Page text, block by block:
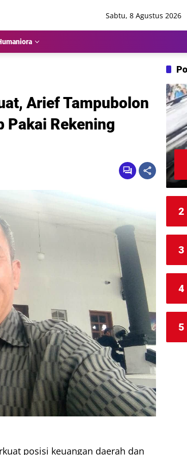
Sabtu, 8 Agustus 2026
Arief Tampubolon
Pakai Rekening
posisi keuangan daerah dan
2
3
4
5